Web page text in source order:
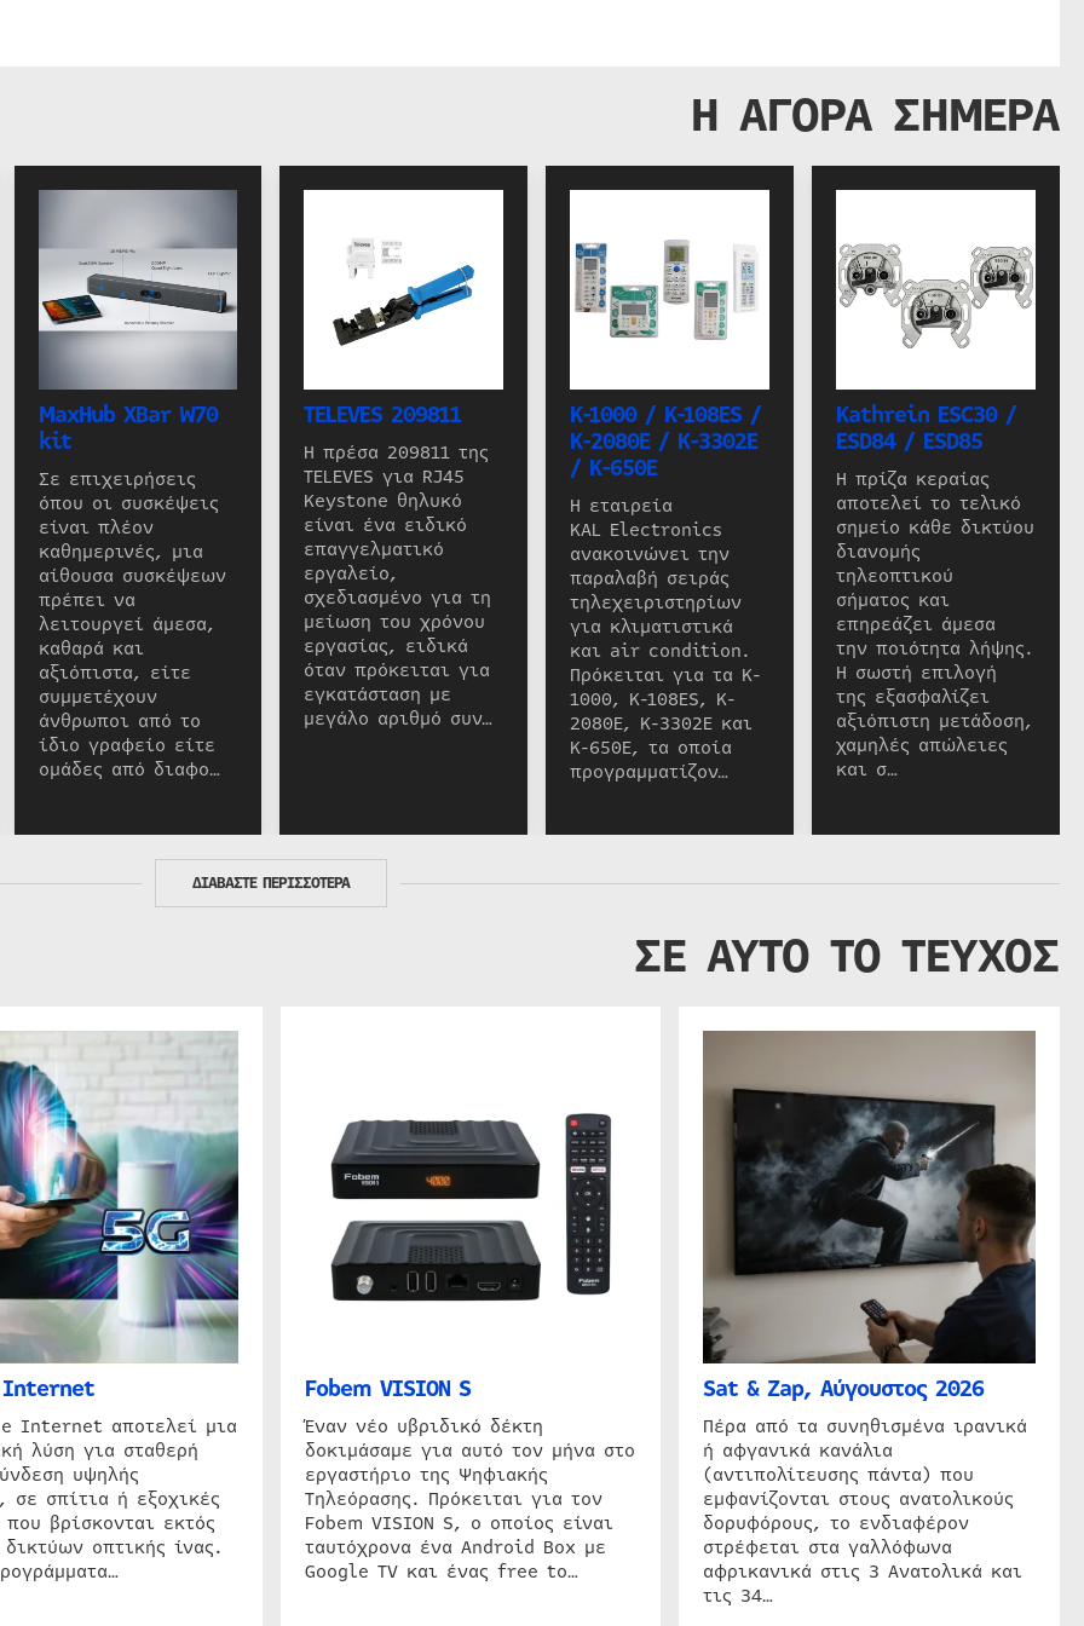
Η ΑΓΟΡΑ ΣΗΜΕΡΑ
MaxHub XBar W70
kit
Σε επιχειρήσεις
όπου οι συσκέψεις
είναι πλέον
καθημερινές, μια
αίθουσα συσκέψεων
πρέπει να
λειτουργεί άμεσα,
καθαρά και
αξιόπιστα, είτε
συμμετέχουν
άνθρωποι από το
ίδιο γραφείο είτε
ομάδες από διαφο…
TELEVES 209811
Η πρέσα 209811 της
TELEVES για RJ45
Keystone θηλυκό
είναι ένα ειδικό
επαγγελματικό
εργαλείο,
σχεδιασμένο για τη
μείωση του χρόνου
εργασίας, ειδικά
όταν πρόκειται για
εγκατάσταση με
μεγάλο αριθμό συν…
K-1000 / K-108ES /
K-2080E / K-3302E
/ K-650E
Η εταιρεία
KAL Electronics
ανακοινώνει την
παραλαβή σειράς
τηλεχειριστηρίων
για κλιματιστικά
και air condition.
Πρόκειται για τα K-
1000, K-108ES, K-
2080E, K-3302E και
K-650E, τα οποία
προγραμματίζον…
Kathrein ESC30 /
ESD84 / ESD85
Η πρίζα κεραίας
αποτελεί το τελικό
σημείο κάθε δικτύου
διανομής
τηλεοπτικού
σήματος και
επηρεάζει άμεσα
την ποιότητα λήψης.
Η σωστή επιλογή
της εξασφαλίζει
αξιόπιστη μετάδοση,
χαμηλές απώλειες
και σ…
ΔΙΑΒΑΣΤΕ ΠΕΡΙΣΣΟΤΕΡΑ
ΣΕ ΑΥΤΟ ΤΟ ΤΕΥΧΟΣ
Internet
Internet αποτελεί μια
λύση για σταθερή
υψηλής
σε σπίτια ή εξοχικές
που βρίσκονται εκτός
οπτικής ίνας.
Fobem VISION S
Έναν νέο υβριδικό δέκτη
δοκιμάσαμε για αυτό τον μήνα στο
εργαστήριο της Ψηφιακής
Τηλεόρασης. Πρόκειται για τον
Fobem VISION S, ο οποίος είναι
ταυτόχρονα ένα Android Box με
Google TV και ένας free to…
Sat & Zap, Αύγουστος 2026
Πέρα από τα συνηθισμένα ιρανικά
ή αφγανικά κανάλια
(αντιπολίτευσης πάντα) που
εμφανίζονται στους ανατολικούς
δορυφόρους, το ενδιαφέρον
στρέφεται στα γαλλόφωνα
αφρικανικά στις 3 Ανατολικά και
τις 34…